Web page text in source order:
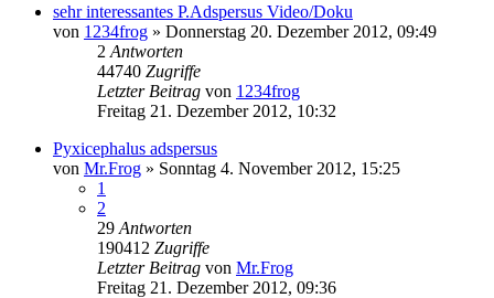
sehr interessantes P.Adspersus Video/Doku
von 1234frog » Donnerstag 20. Dezember 2012, 09:49
2 Antworten
44740 Zugriffe
Letzter Beitrag von 1234frog
Freitag 21. Dezember 2012, 10:32
Pyxicephalus adspersus
von Mr.Frog » Sonntag 4. November 2012, 15:25
1
2
29 Antworten
190412 Zugriffe
Letzter Beitrag von Mr.Frog
Freitag 21. Dezember 2012, 09:36